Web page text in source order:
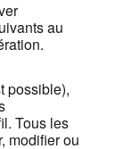
au
possible),
Tous les
modifier ou